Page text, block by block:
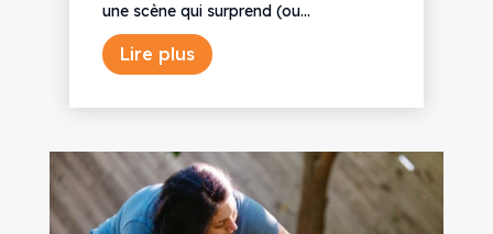
une scène qui surprend (ou...
Lire plus